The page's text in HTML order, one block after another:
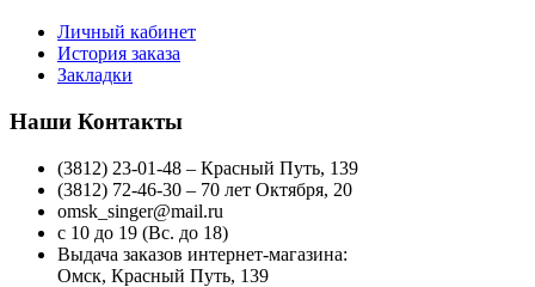
Личный кабинет
История заказа
Закладки
Наши Контакты
(3812) 23-01-48 – Красный Путь, 139
(3812) 72-46-30 – 70 лет Октября, 20
omsk_singer@mail.ru
с 10 до 19 (Вс. до 18)
Выдача заказов интернет-магазина:
Омск, Красный Путь, 139